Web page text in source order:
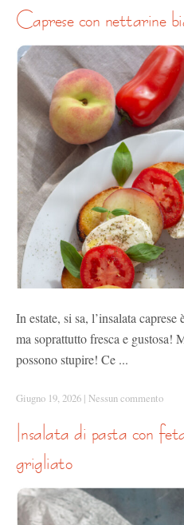
caprese con nettarine
In estate, si sa, l’insalata
ma soprattutto fresca e gustosa!
possono stupire! Ce ...
Giugno 19, 2026 | Nessun commento
insalata di pasta con feta alle erbe e pollo
grigliato